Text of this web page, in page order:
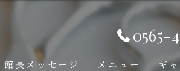
0565-
館長メッセージ メニュー ギ